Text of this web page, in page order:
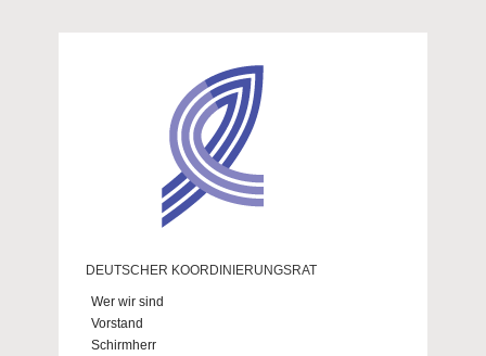
DEUTSCHER KOORDINIERUNGSRAT
Wer wir sind
Vorstand
Schirmherr